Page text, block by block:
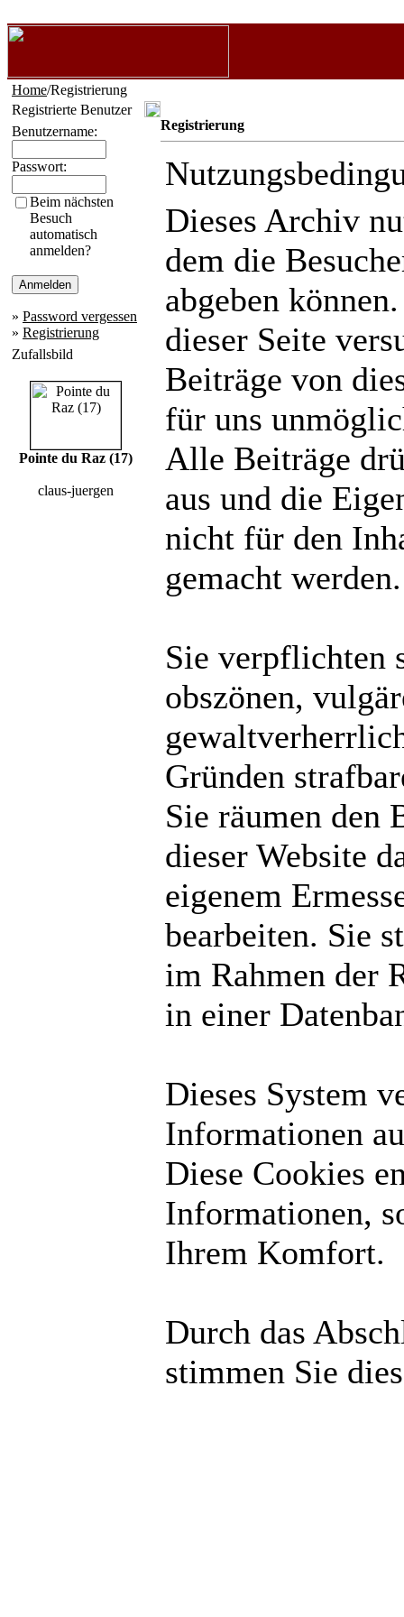
Home/Registrierung
Registrierte Benutzer
Benutzername:
Passwort:
Beim nächsten
Besuch
automatisch
anmelden?
» Password vergessen
» Registrierung
Zufallsbild
Pointe du Raz (17)
claus-juergen
Registrierung
Dieses Archiv
dem die
abgeben
dieser Seite
Beiträge von
für uns
Alle Beiträge
aus und die
nicht für den
gemacht werden.
Sie verpflichten
obszönen,
Gründen
Sie räumen den
dieser Website
eigenem
bearbeiten. Sie
im Rahmen der
in einer
Dieses System
Informationen
Diese Cookies
Informationen,
Ihrem Komfort.
Durch das
stimmen Sie